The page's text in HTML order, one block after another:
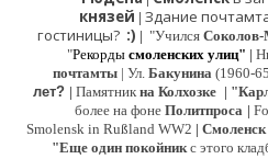
князей | Здание
гостиницы? :) | "Учился
"Рекорды смоленских улиц" |
почтамты | Ул. Бакунина (1960-
лет? | Памятник на Колхозке |
более на фоне Политпроса |
Smolensk in Rußland WW2 | Смоленск
"Еще один покойникс этого